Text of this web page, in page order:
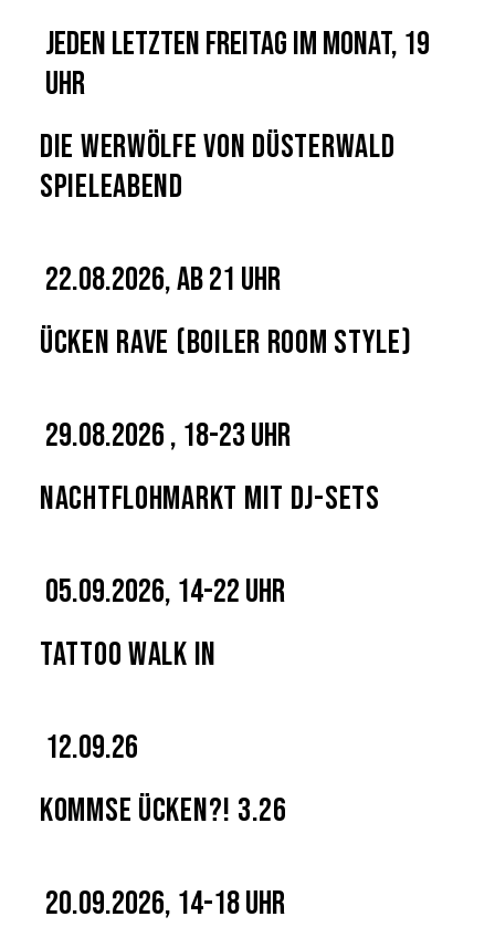
Jeden letzten Freitag im Monat, 19
Uhr
Die Werwölfe von Düsterwald
Spieleabend
22.08.2026, ab 21 Uhr
Ücken Rave (Boiler Room Style)
29.08.2026 , 18-23 Uhr
Nachtflohmarkt mit DJ-Sets
05.09.2026, 14-22 Uhr
Tattoo Walk In
12.09.26
Kommse Ücken?! 3.26
20.09.2026, 14-18 Uhr